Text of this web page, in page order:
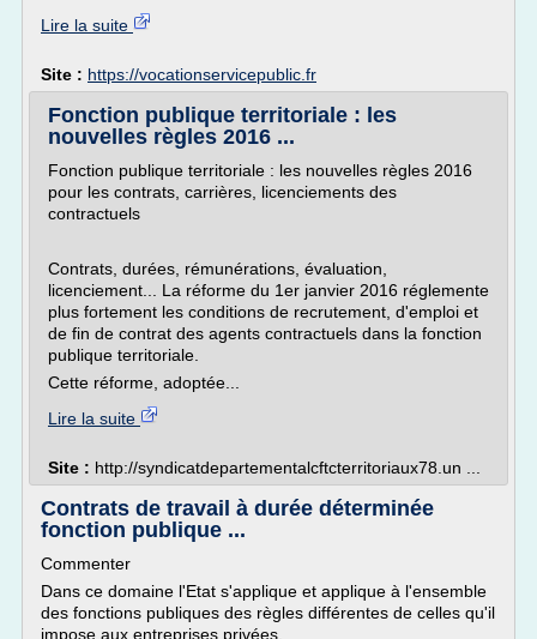
Lire la suite
Site : https://vocationservicepublic.fr
Fonction publique territoriale : les
nouvelles règles 2016 ...
Fonction publique territoriale : les nouvelles règles 2016
pour les contrats, carrières, licenciements des
contractuels
Contrats, durées, rémunérations, évaluation,
licenciement... La réforme du 1er janvier 2016 réglemente
plus fortement les conditions de recrutement, d'emploi et
de fin de contrat des agents contractuels dans la fonction
publique territoriale.
Cette réforme, adoptée...
Lire la suite
Site : http://syndicatdepartementalcftcterritoriaux78.un ...
Contrats de travail à durée déterminée
fonction publique ...
Commenter
Dans ce domaine l'Etat s'applique et applique à l'ensemble
des fonctions publiques des règles différentes de celles qu'il
impose aux entreprises privées.